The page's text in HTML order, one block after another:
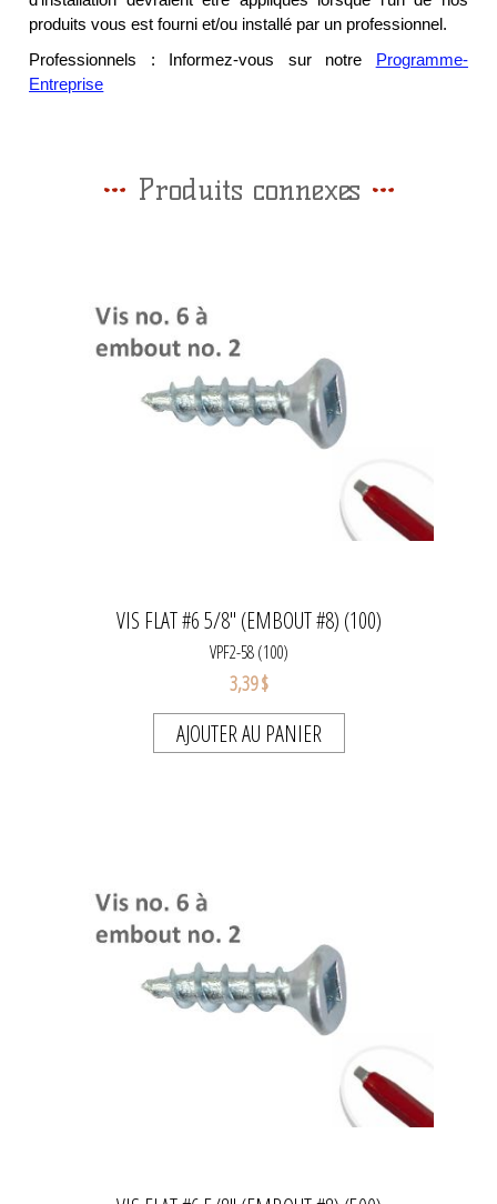
produits vous est fourni et/ou installé par un professionnel.
Professionnels : Informez-vous sur notre
Programme-
Entreprise
Produits connexes
VIS FLAT #6 5/8" (EMBOUT #8) (100)
VPF2-58 (100)
3,39 $
AJOUTER AU PANIER